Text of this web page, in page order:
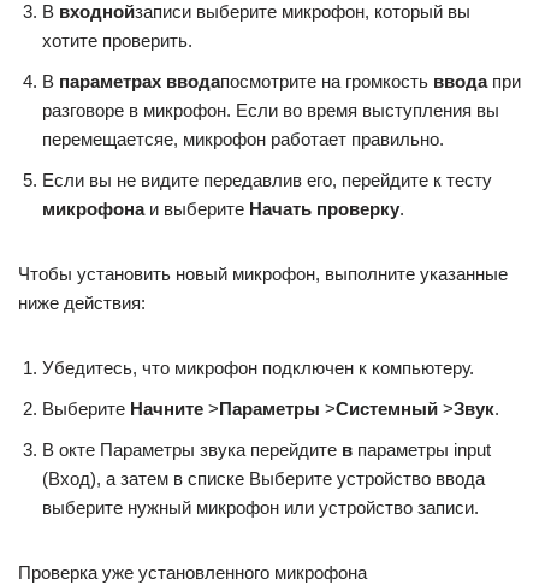
В входнойзаписи выберите микрофон, который вы
хотите проверить.
В параметрах вводапосмотрите на громкость вводапри
разговоре в микрофон. Если во время выступления вы
перемещаетсяе, микрофон работает правильно.
Если вы не видите передавлив его, перейдите к тесту
микрофонаи выберите Начать проверку.
Чтобы установить новый микрофон, выполните указанные
ниже действия:
Убедитесь, что микрофон подключен к компьютеру.
Выберите Начните >Параметры >Системный >Звук.
В окте Параметры звука перейдите в параметры input
(Вход), а затем в списке Выберите устройство ввода
выберите нужный микрофон или устройство записи.
Проверка уже установленного микрофона